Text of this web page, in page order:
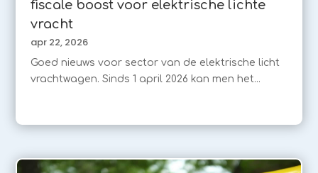
fiscale boost voor elektrische lichte
vracht
apr 22, 2026
Goed nieuws voor sector van de elektrische licht
vrachtwagen. Sinds 1 april 2026 kan men het...